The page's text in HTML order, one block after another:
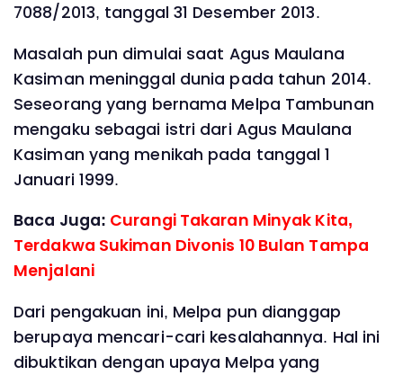
7088/2013, tanggal 31 Desember 2013.
Masalah pun dimulai saat Agus Maulana
Kasiman meninggal dunia pada tahun 2014.
Seseorang yang bernama Melpa Tambunan
mengaku sebagai istri dari Agus Maulana
Kasiman yang menikah pada tanggal 1
Januari 1999.
Baca Juga: Curangi Takaran Minyak Kita,
Terdakwa Sukiman Divonis 10 Bulan Tampa
Menjalani
Dari pengakuan ini, Melpa pun dianggap
berupaya mencari-cari kesalahannya. Hal ini
dibuktikan dengan upaya Melpa yang